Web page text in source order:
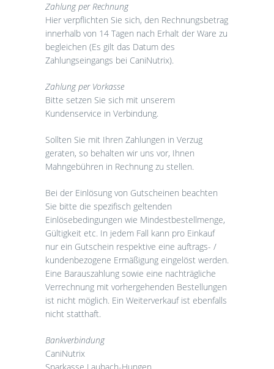
Zahlung per Rechnung
Hier verpflichten Sie sich, den Rechnungsbetrag
innerhalb von 14 Tagen nach Erhalt der Ware zu
begleichen (Es gilt das Datum des
Zahlungseingangs bei CaniNutrix).
Zahlung per Vorkasse
Bitte setzen Sie sich mit unserem
Kundenservice in Verbindung.
Sollten Sie mit Ihren Zahlungen in Verzug
geraten, so behalten wir uns vor, Ihnen
Mahngebühren in Rechnung zu stellen.
Bei der Einlösung von Gutscheinen beachten
Sie bitte die spezifisch geltenden
Einlösebedingungen wie Mindestbestellmenge,
Gültigkeit etc. In jedem Fall kann pro Einkauf
nur ein Gutschein respektive eine auftrags- /
kundenbezogene Ermäßigung eingelöst werden.
Eine Barauszahlung sowie eine nachträgliche
Verrechnung mit vorhergehenden Bestellungen
ist nicht möglich. Ein Weiterverkauf ist ebenfalls
nicht statthaft.
Bankverbindung
CaniNutrix